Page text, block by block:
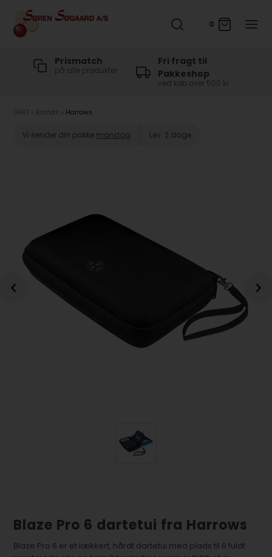
0
Prismatch
på alle produkter
Fri fragt til
Pakkeshop
ved køb over 500 kr
DART Brands Harrows
Vi sender din pakke mandag Lev. 2 dage
Blaze Pro 6 dartetui fra Harrows
Blaze Pro 6 er et lækkert, hårdt dartetui med plads til 6 fuldt